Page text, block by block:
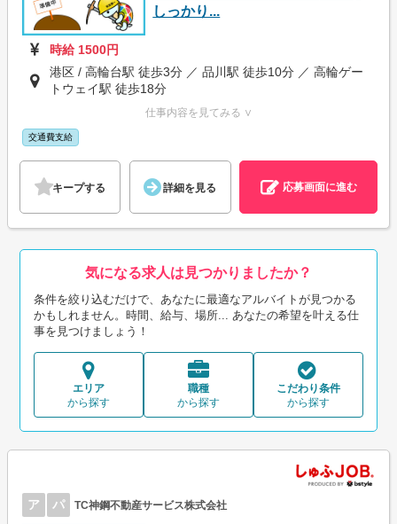
しっかり...
時給 1500円
港区 / 高輪台駅 徒歩3分 ／ 品川駅 徒歩10分 ／ 高輪ゲー
トウェイ駅 徒歩18分
仕事内容を見てみる ∨
交通費支給
キープする 詳細を見る 応募画面に進む
気になる求人は見つかりましたか？
条件を絞り込むだけで、あなたに最適なアルバイトが見つかる
かもしれません。時間、給与、場所... あなたの希望を叶える仕
事を見つけましょう！
エリア
から探す
職種
から探す
こだわり条件
から探す
ア パ TC神鋼不動産サービス株式会社